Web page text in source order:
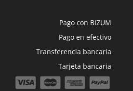
Pago con BIZUM
Pago en efectivo
Transferencia bancaria
Tarjeta bancaria